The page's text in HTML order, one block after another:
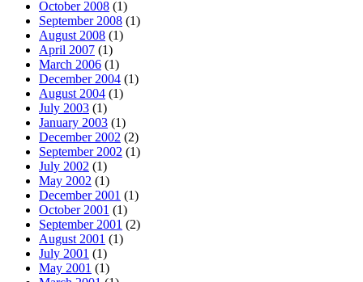
October 2008 (1)
September 2008 (1)
August 2008 (1)
April 2007 (1)
March 2006 (1)
December 2004 (1)
August 2004 (1)
July 2003 (1)
January 2003 (1)
December 2002 (2)
September 2002 (1)
July 2002 (1)
May 2002 (1)
December 2001 (1)
October 2001 (1)
September 2001 (2)
August 2001 (1)
July 2001 (1)
May 2001 (1)